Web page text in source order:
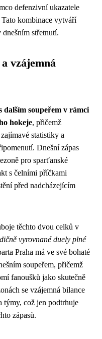
defenzivní ukazatele
kombinace vytváří
střetnutí.
vzájemná
dalším soupeřem v rámci
hokeje, přičemž
statistiky a
Dnešní zápas
pro sparťanské
s čelními příčkami
před nadcházejícím
těchto dvou celků v
vyrovnané duely plné
Praha má ve své bohaté
soupeřem, přičemž
fanoušků jako skutečně
se vzájemná bilance
týmy, což jen podtrhuje
zápasů.